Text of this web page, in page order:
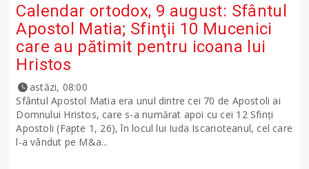
Calendar ortodox, 9 august: Sfântul
Apostol Matia; Sfinţii 10 Mucenici
care au pătimit pentru icoana lui
Hristos
astăzi, 08:00
Sfântul Apostol Matia era unul dintre cei 70 de Apostoli ai
Domnului Hristos, care s-a numărat apoi cu cei 12 Sfinţi
Apostoli (Fapte 1, 26), în locul lui Iuda Iscarioteanul, cel care
l-a vândut pe M&a...